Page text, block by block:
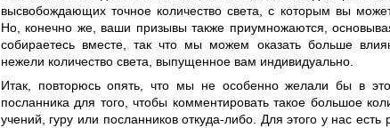
высвобождающих точное количество света, с которым вы
Но, конечно же, ваши призывы также приумножаются,
собираетесь вместе, так что мы можем оказать больше
нежели количество света, выпущенное вам индивидуально.
Итак, повторюсь опять, что мы не особенно желали бы в
посланника для того, чтобы комментировать такое большое
учений, гуру или посланников откуда-либо. Для этого у нас